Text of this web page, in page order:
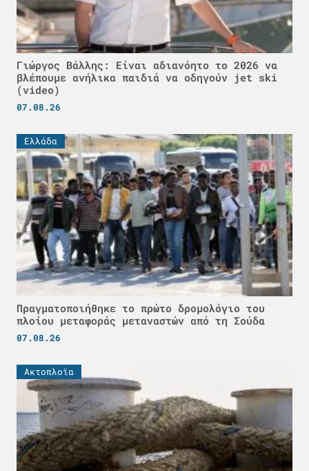
Γιώργος Βάλλης: Είναι αδιανόητο το 2026 να
βλέπουμε ανήλικα παιδιά να οδηγούν jet ski
(video)
07.08.26
Ελλάδα
Πραγματοποιήθηκε το πρώτο δρομολόγιο του
πλοίου μεταφοράς μεταναστών από τη Σούδα
07.08.26
Ακτοπλοϊα